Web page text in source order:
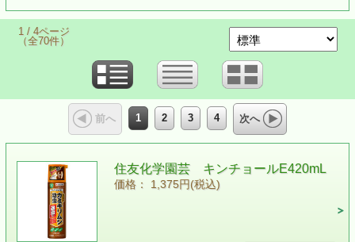
1 / 4ページ
（全70件）
前へ 1 2 3 4 次へ
住友化学園芸 キンチョールE420mL
価格： 1,375円(税込)